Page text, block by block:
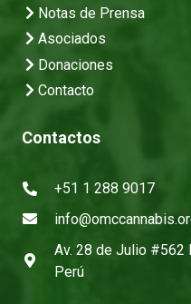
Notas de Prensa
Asociados
Donaciones
Contacto
Contactos
+51 1 288 9017
Av. 28 de Julio #562
Perú